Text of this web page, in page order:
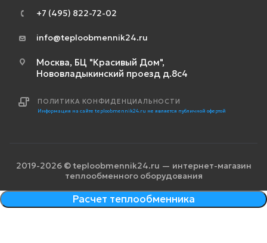
+7 (495) 822-72-02
info@teploobmennik24.ru
Москва, БЦ "Красивый Дом",
Нововладыкинский проезд д.8с4
ПОЛИТИКА КОНФИДЕНЦИАЛЬНОСТИ
Информация на сайте teploobmennik24.ru не является публичной офертой
2019-2026 © teploobmennik24.ru — интернет-магазин
теплообменного оборудования
Расчет теплообменника